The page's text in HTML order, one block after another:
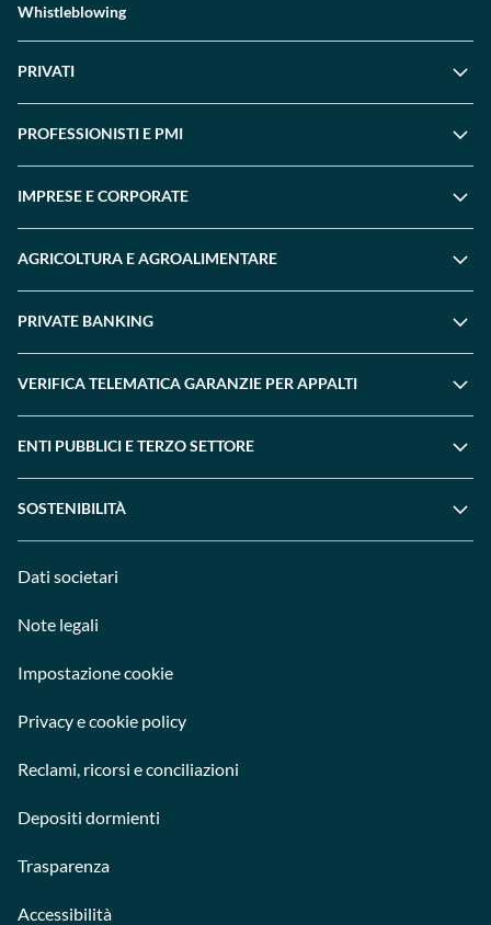
Whistleblowing
PRIVATI
PROFESSIONISTI E PMI
IMPRESE E CORPORATE
AGRICOLTURA E AGROALIMENTARE
PRIVATE BANKING
VERIFICA TELEMATICA GARANZIE PER APPALTI
ENTI PUBBLICI E TERZO SETTORE
SOSTENIBILITÀ
Dati societari
Note legali
Impostazione cookie
Privacy e cookie policy
Reclami, ricorsi e conciliazioni
Depositi dormienti
Trasparenza
Accessibilità